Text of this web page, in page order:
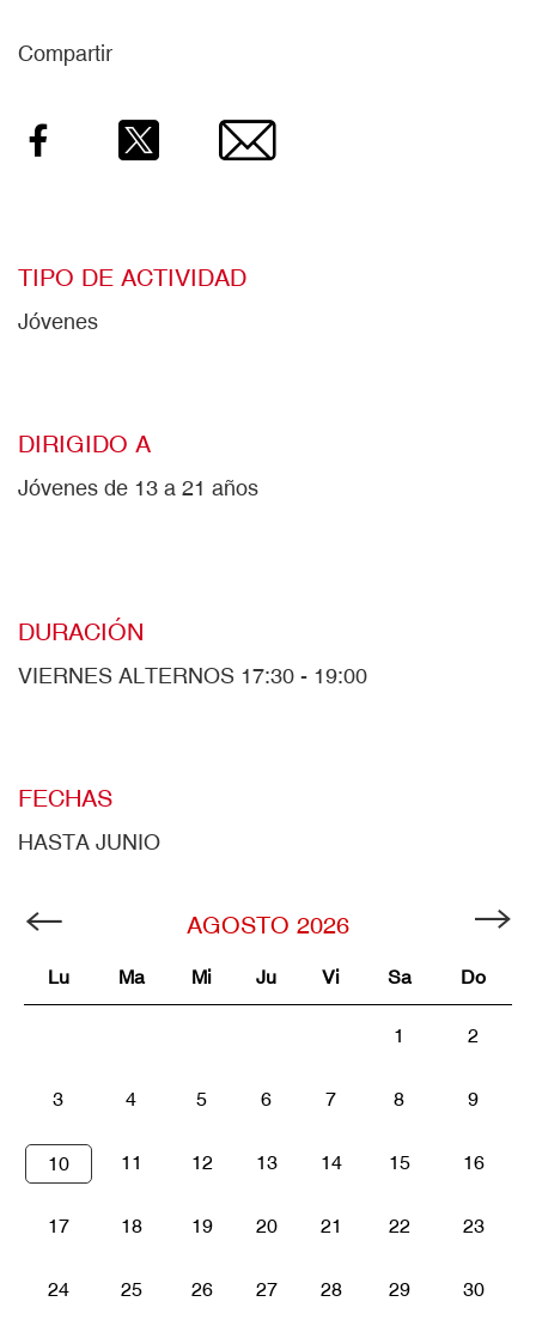
Compartir
Facebook Twitter Email
TIPO DE ACTIVIDAD
Jóvenes
DIRIGIDO A
Jóvenes de 13 a 21 años
DURACIÓN
VIERNES ALTERNOS 17:30 - 19:00
FECHAS
HASTA JUNIO
AGOSTO 2026
Lu Ma Mi Ju Vi Sa Do
1 2
3 4 5 6 7 8 9
10 11 12 13 14 15 16
17 18 19 20 21 22 23
24 25 26 27 28 29 30